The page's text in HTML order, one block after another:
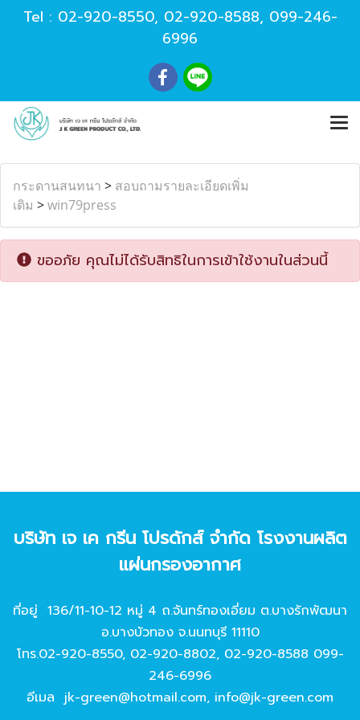
Tel : 02-920-8550, 02-920-8588, 099-246-
6996
กระดานสนทนา > สอบถามรายละเอียดเพิ่ม
เติม >win79press
ขออภัย คุณไม่ได้รับสิทธิในการเข้าใช้งานในส่วนนี้
บริษัท เจ เค กรีน โปรดักส์ จํากัด โรงงานผลิต
แผ่นกรองอากาศ
ที่อยู่ 136/11-10-12 หมู่ 4 ถ.จันทร์ทองเอี่ยม ต.บางรักพัฒนา
อ.บางบัวทอง จ.นนทบุรี 11110
โทร.02-920-8550, 02-920-8802, 02-920-8588 099-
246-6996
อีเมล jk-green@hotmail.com, info@jk-green.com